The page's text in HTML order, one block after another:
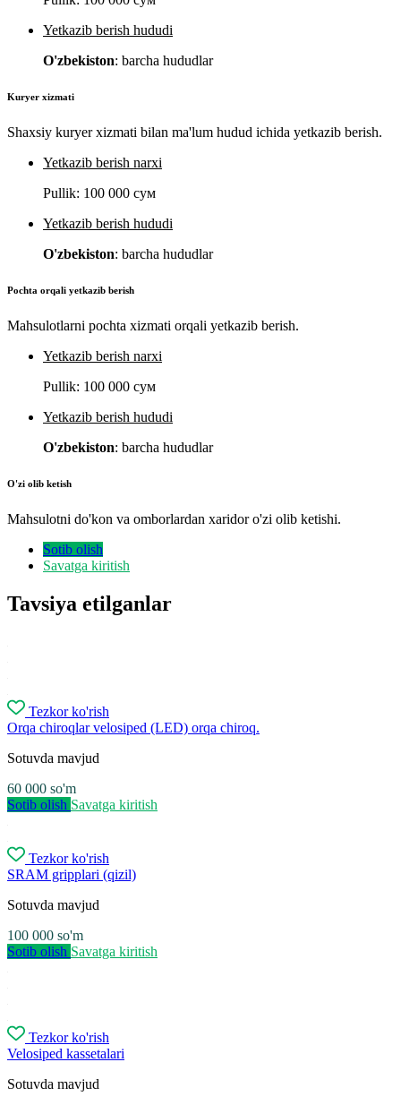
Yetkazib berish hududi
O'zbekiston: barcha hududlar
Kuryer xizmati
Shaxsiy kuryer xizmati bilan ma'lum hudud ichida yetkazib berish.
Yetkazib berish narxi
Pullik: 100 000 сум
Yetkazib berish hududi
O'zbekiston: barcha hududlar
Pochta orqali yetkazib berish
Mahsulotlarni pochta xizmati orqali yetkazib berish.
Yetkazib berish narxi
Pullik: 100 000 сум
Yetkazib berish hududi
O'zbekiston: barcha hududlar
O'zi olib ketish
Mahsulotni do'kon va omborlardan xaridor o'zi olib ketishi.
Sotib olish
Savatga kiritish
Tavsiya etilganlar
Tezkor ko'rish
Orqa chiroqlar velosiped (LED) orqa chiroq.
Sotuvda mavjud
60 000 so'm
Sotib olish Savatga kiritish
Tezkor ko'rish
SRAM gripplari (qizil)
Sotuvda mavjud
100 000 so'm
Sotib olish Savatga kiritish
Tezkor ko'rish
Velosiped kassetalari
Sotuvda mavjud